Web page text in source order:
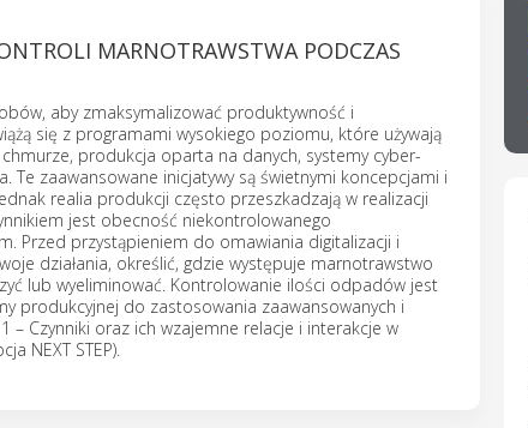
MARNOTRAWSTWA PODCZAS
aby zmaksymalizować produktywność i
się z programami wysokiego poziomu, które używają
produkcja oparta na danych, systemy cyber-
Te zaawansowane inicjatywy są świetnymi koncepcjami i
realia produkcji często przeszkadzają w realizacji
jest obecność niekontrolowanego
Przed przystąpieniem do omawiania digitalizacji i
działania, określić, gdzie występuje marnotrawstwo
lub wyeliminować. Kontrolowanie ilości odpadów jest
produkcyjnej do zastosowania zaawansowanych i
– Czynniki oraz ich wzajemne relacje i interakcje w
NEXT STEP).